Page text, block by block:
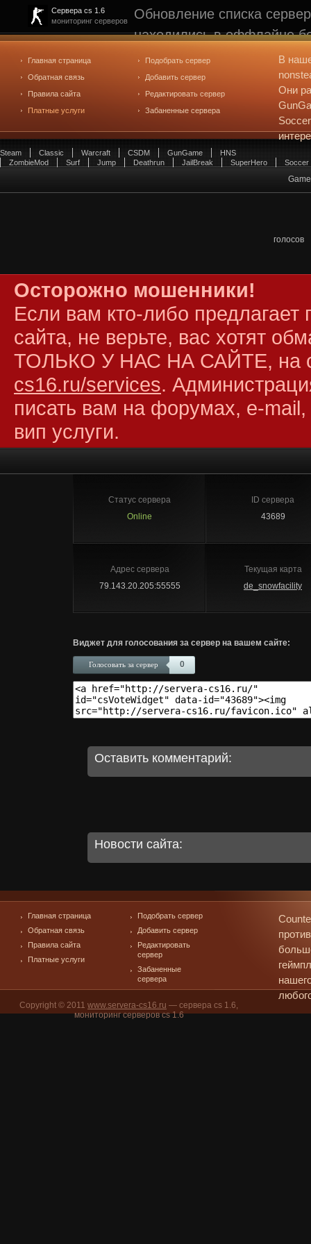
Сервера cs 1.6
мониторинг серверов
Обновление списка
находились в оффлайне
рейтинге не участвуют.
редактирования
.
Главная страница
Обратная связь
Правила сайта
Платные услуги
Подобрать сервер
Добавить сервер
Редактировать сервер
Забаненные сервера
В
Они
Steam Classic Warcraft CSDM GunGame
HNS
ZombieMod
Surf Jump Deathrun JailBreak SuperHero Soccer
голосов
Осторожно мошенники!
Если вам кто-либо
сайта, не верьте, вас хотят
ТОЛЬКО У НАС НА САЙТЕ, на
cs16.ru/services.
писать вам на форумах, e-mail,
вип услуги.
Статус сервера
Online
ID сервера
43689
Адрес сервера
79.143.20.205:55555
Текущая карта
de_snowfacility
Виджет для голосования за сервер на вашем сайте:
0
Голосовать за сервер
Оставить комментарий:
Новости сайта:
Главная страница
Обратная связь
Правила сайта
Платные услуги
Подобрать сервер
Добавить сервер
Редактировать
сервер
Забаненные
сервера
Copyright © 2011 www.servera-cs16.ru — сервера cs 1.6,
мониторинг серверов cs 1.6